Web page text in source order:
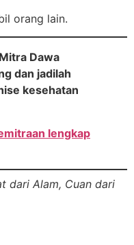
orang lain.
Dawa
dan jadilah
kesehatan
lengkap
dari Alam, Cuan dari